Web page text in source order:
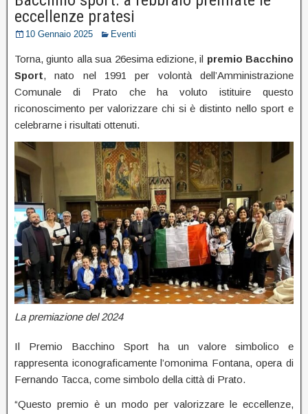
eccellenze pratesi
10 Gennaio 2025 Eventi
Torna, giunto alla sua 26esima edizione, il premio Bacchino
Sport, nato nel 1991 per volontà dell’Amministrazione
Comunale di Prato che ha voluto istituire questo
riconoscimento per valorizzare chi si è distinto nello sport e
celebrarne i risultati ottenuti.
La premiazione del 2024
Il Premio Bacchino Sport ha un valore simbolico e
rappresenta iconograficamente l’omonima Fontana, opera di
Fernando Tacca, come simbolo della città di Prato.
“Questo premio è un modo per valorizzare le eccellenze,